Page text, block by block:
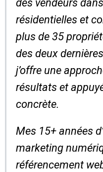
des vendeurs
résidentielles et
plus de 35
des deux
j’offre une
résultats et
concrète.
Mes 15+ années
marketing
référencement